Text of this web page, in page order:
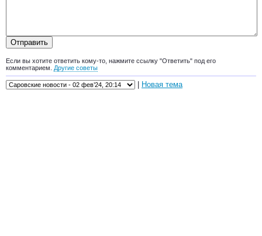
Если вы хотите ответить кому-то, нажмите ссылку "Ответить" под его
комментарием. Другие советы
Новая тема